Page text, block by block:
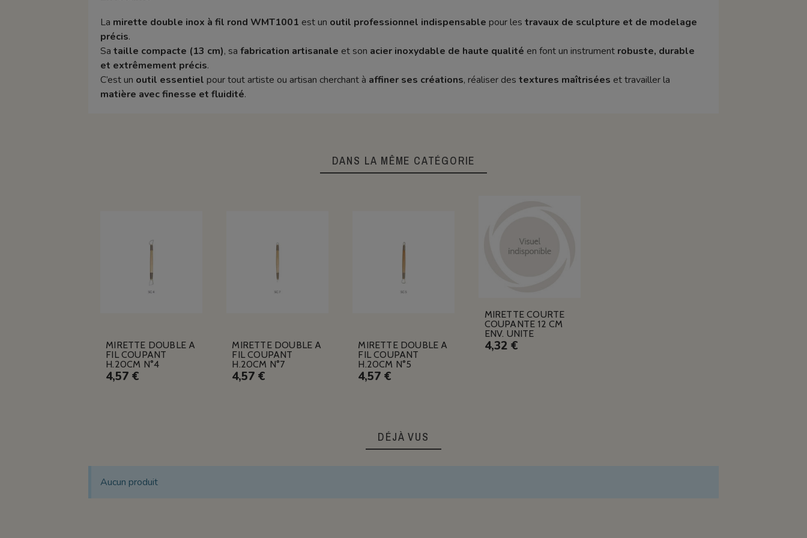
La mirette double inox à fil rond WMT1001 est un outil professionnel indispensable pour les travaux de sculpture et de modelage
précis.
Sa taille compacte (13 cm), sa fabrication artisanale et son acier inoxydable de haute qualité en font un instrument robuste, durable
et extrêmement précis.
C’est un outil essentiel pour tout artiste ou artisan cherchant à affiner ses créations, réaliser des textures maîtrisées et travailler la
matière avec finesse et fluidité.
DANS LA MÊME CATÉGORIE
MIRETTE DOUBLE A
FIL COUPANT
H.20CM N°4
4,57 €
MIRETTE DOUBLE A
FIL COUPANT
H.20CM N°7
4,57 €
MIRETTE DOUBLE A
FIL COUPANT
H.20CM N°5
4,57 €
MIRETTE COURTE
COUPANTE 12 CM
ENV. UNITE
4,32 €
DÉJÀ VUS
Aucun produit